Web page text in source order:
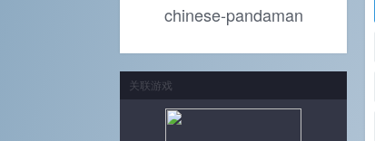
chinese-pandaman
关联游戏